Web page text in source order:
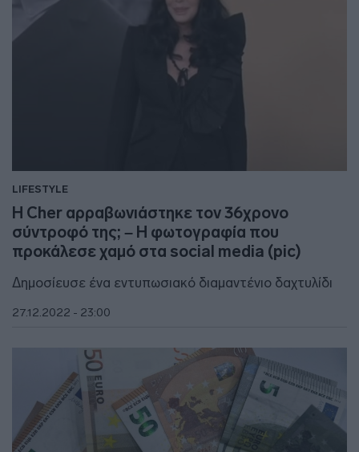
LIFESTYLE
Η Cher αρραβωνιάστηκε τον 36χρονο
σύντροφό της; – Η φωτογραφία που
προκάλεσε χαμό στα social media (pic)
Δημοσίευσε ένα εντυπωσιακό διαμαντένιο δαχτυλίδι
27.12.2022 - 23:00